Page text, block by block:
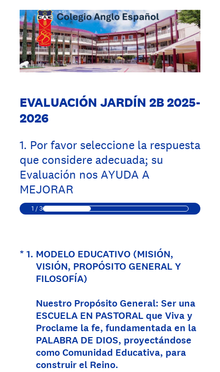
EVALUACIÓN JARDÍN 2B 2025-
2026
1. Por favor seleccione la respuesta
que considere adecuada; su
Evaluación nos AYUDA A
MEJORAR
1 /3
* 1. MODELO EDUCATIVO (MISIÓN,
VISIÓN, PROPÓSITO GENERAL Y
FILOSOFÍA)
Nuestro Propósito General: Ser una
ESCUELA EN PASTORAL que Viva y
Proclame la fe, fundamentada en la
PALABRA DE DIOS, proyectándose
como Comunidad Educativa, para
construir el Reino.
(Obligatorio).